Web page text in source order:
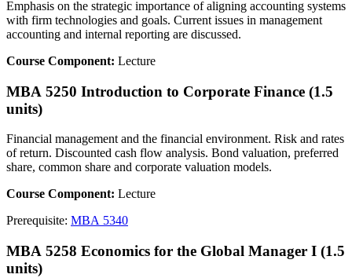
Emphasis on the strategic importance of aligning accounting systems
with firm technologies and goals. Current issues in management
accounting and internal reporting are discussed.
Course Component: Lecture
MBA 5250 Introduction to Corporate Finance (1.5
units)
Financial management and the financial environment. Risk and rates
of return. Discounted cash flow analysis. Bond valuation, preferred
share, common share and corporate valuation models.
Course Component: Lecture
Prerequisite: MBA 5340
MBA 5258 Economics for the Global Manager I (1.5
units)